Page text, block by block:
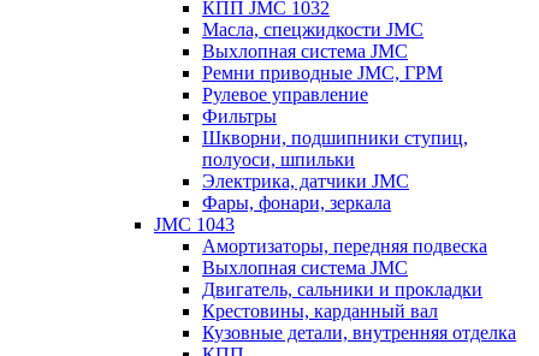
КПП JMC 1032
Масла, спецжидкости JMC
Выхлопная система JMC
Ремни приводные JMC, ГРМ
Рулевое управление
Фильтры
Шкворни, подшипники ступиц,
полуоси, шпильки
Электрика, датчики JMC
Фары, фонари, зеркала
JMC 1043
Амортизаторы, передняя подвеска
Выхлопная система JMC
Двигатель, сальники и прокладки
Крестовины, карданный вал
Кузовные детали, внутренняя отделка